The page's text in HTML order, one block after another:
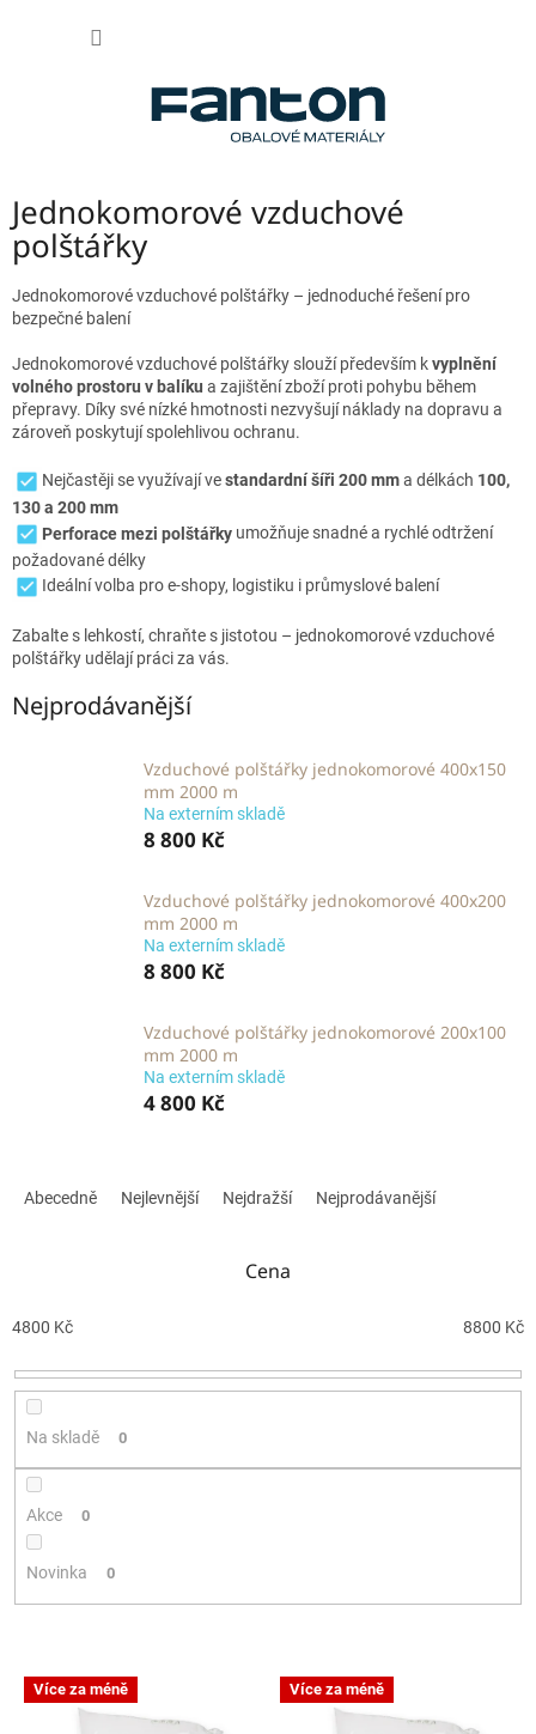
Jednokomorové vzduchové
polštářky
Jednokomorové vzduchové polštářky – jednoduché řešení pro
bezpečné balení
Jednokomorové vzduchové polštářky slouží především kvyplnění
volného prostoru v balíku a zajištění zboží proti pohybu během
přepravy. Díky své nízké hmotnosti nezvyšují náklady na dopravu a
zároveň poskytují spolehlivou ochranu.
Nejčastěji se využívají vestandardní šíři 200 mma délkách 100,
130 a 200 mm
Perforace mezi polštářky umožňuje snadné a rychlé odtržení
požadované délky
Ideální volba pro e‑shopy, logistiku i průmyslové balení
Zabalte s lehkostí, chraňte s jistotou – jednokomorové vzduchové
polštářky udělají práci za vás.
Nejprodávanější
Vzduchové polštářky jednokomorové 400x150
mm 2000 m
Na externím skladě
8 800 Kč
Vzduchové polštářky jednokomorové 400x200
mm 2000 m
Na externím skladě
8 800 Kč
Vzduchové polštářky jednokomorové 200x100
mm 2000 m
Na externím skladě
4 800 Kč
p
o
Abecedně Nejlevnější Nejdražší Nejprodávanější
Cena
4800 Kč 8800 Kč
Na skladě 0
Akce 0
Novinka 0
V Více za méně Více za méně